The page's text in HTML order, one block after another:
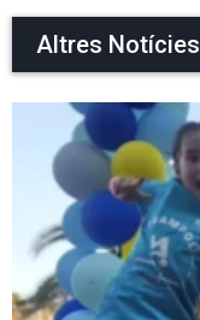
Altres Notícies